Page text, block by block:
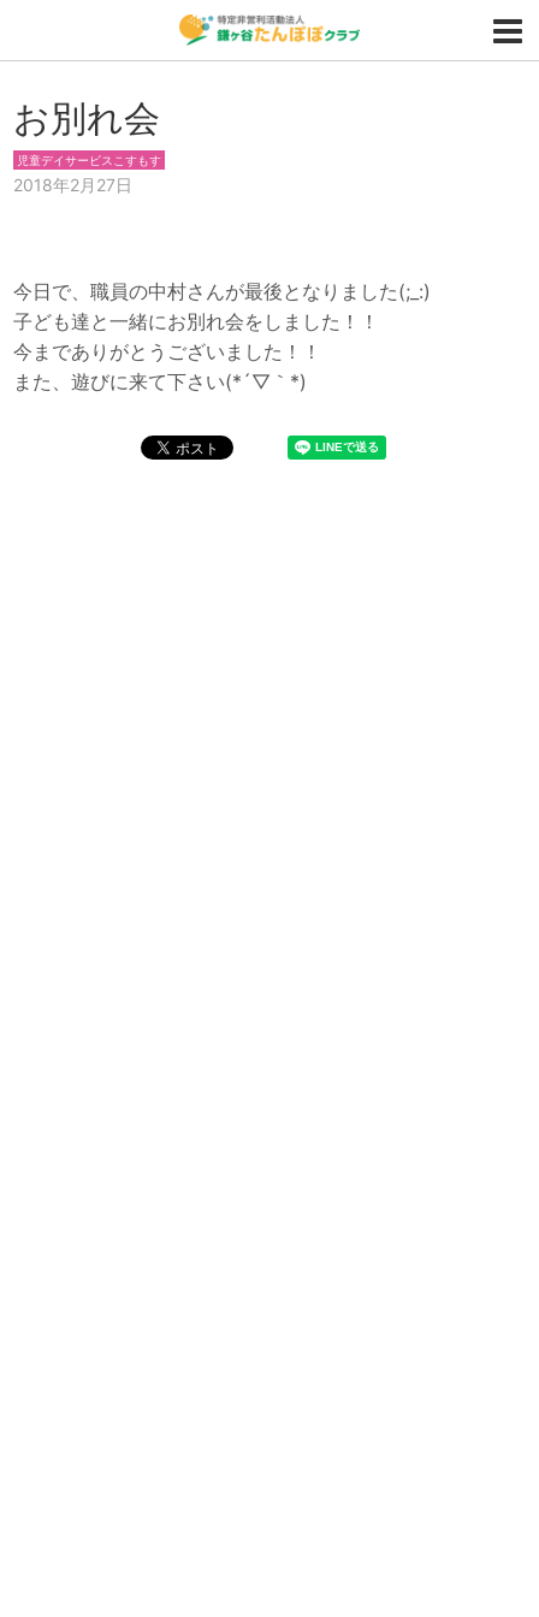
お別れ会
児童デイサービスこすもす
2018年2月27日
今日で、職員の中村さんが最後となりました(;_:)
子ども達と一緒にお別れ会をしました！！
今までありがとうございました！！
また、遊びに来て下さい(*´▽｀*)